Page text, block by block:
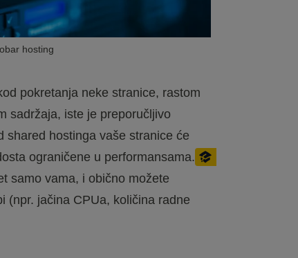
hosting
pokretanja neke stranice, rastom
sadržaja, iste je preporučljivo
shared hostinga vaše stranice će
ograničene u performansama.
samo vama, i obično možete
(npr. jačina CPUa, količina radne